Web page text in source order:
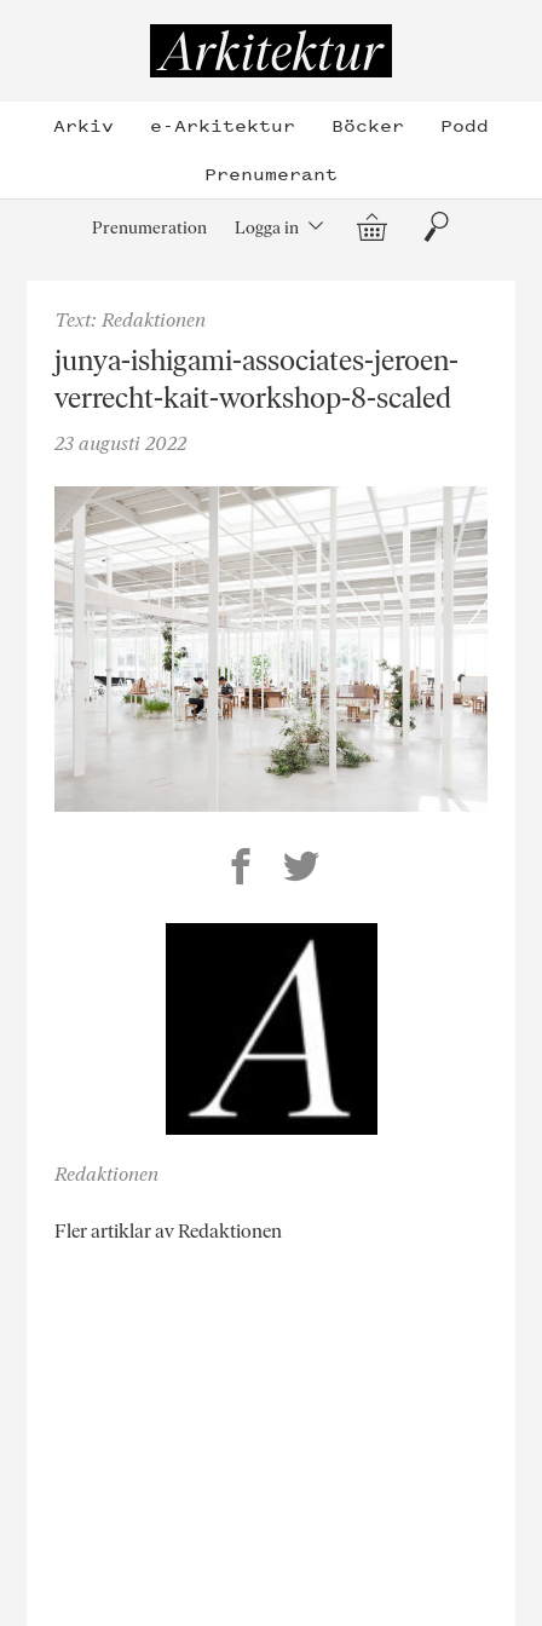
Arkiv e-Arkitektur Böcker
Podd
Prenumerant
Prenumeration Logga in Varukorg
Sök
Text: Redaktionen
junya-ishigami-associates-jeroen-
verrecht-kait-workshop-8-scaled
23 augusti 2022
Redaktionen
Fler artiklar av Redaktionen